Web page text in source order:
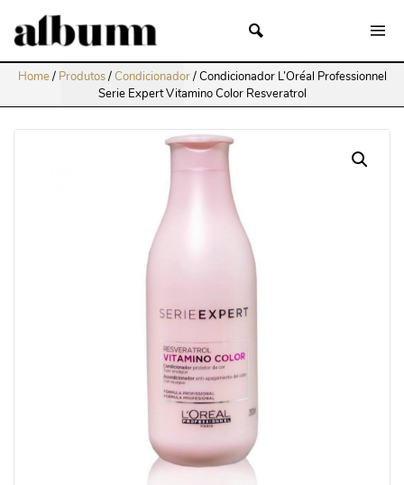
Home/ Produtos/Condicionador/Condicionador L’Oréal Professionnel
Serie Expert Vitamino Color Resveratrol